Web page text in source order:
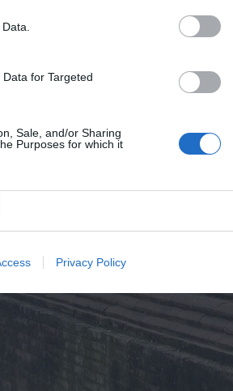
for Targeted
Sale, and/or Sharing
Purposes for which it
Privacy Policy
od stylu
planowanie
na fiordy, warto
podróży.